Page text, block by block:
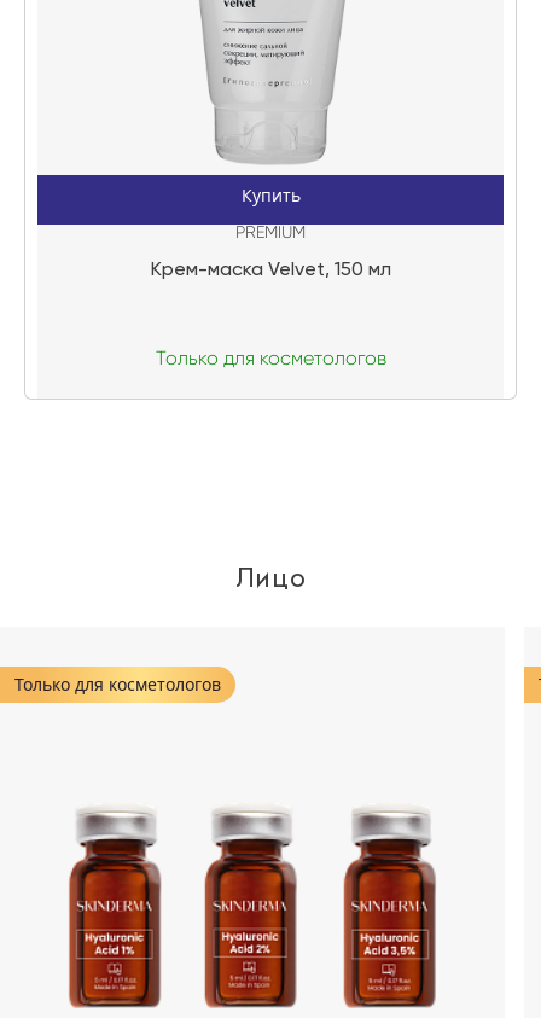
Купить
PREMIUM
Крем-маска Velvet, 150 мл
Только для косметологов
Лицо
Только для косметологов